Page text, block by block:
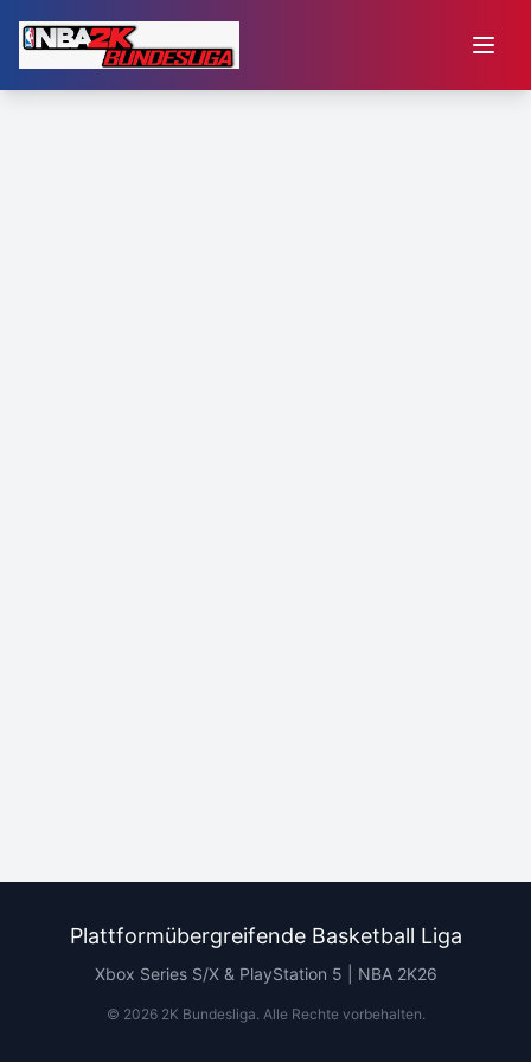
Plattformübergreifende Basketball Liga
Xbox Series S/X & PlayStation 5 | NBA 2K26
© 20262K Bundesliga. Alle Rechte vorbehalten.